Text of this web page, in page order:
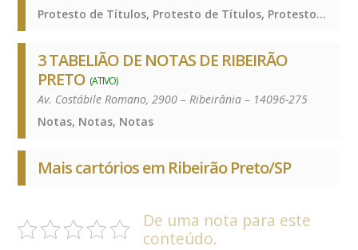
Protesto de Títulos, Protesto de Títulos, Protesto de Títulos
3 TABELIÃO DE NOTAS DE RIBEIRÃO
PRETO (ATIVO)
Av. Costábile Romano, 2900 – Ribeirânia – 14096-275
Notas, Notas, Notas
Mais cartórios em Ribeirão Preto/SP
De uma nota para este
conteúdo.